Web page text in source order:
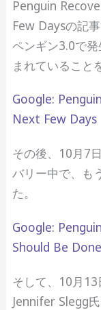
Penguin
Few Daysの記
ペンギン3.0で
まれていること
Google:
Next Few Days
その後、10月7
バリー中で、も
た。
Google:
Should Be
そして、10月
Jennifer Slegg